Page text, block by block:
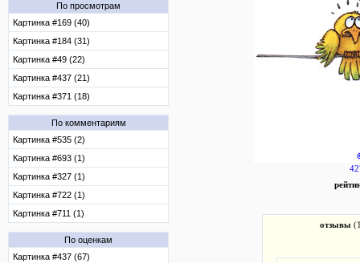
По просмотрам
Картинка #169 (40)
Картинка #184 (31)
Картинка #49 (22)
Картинка #437 (21)
Картинка #371 (18)
По комментариям
Картинка #535 (2)
Картинка #693 (1)
Картинка #327 (1)
Картинка #722 (1)
Картинка #711 (1)
По оценкам
Картинка #437 (67)
отзывы